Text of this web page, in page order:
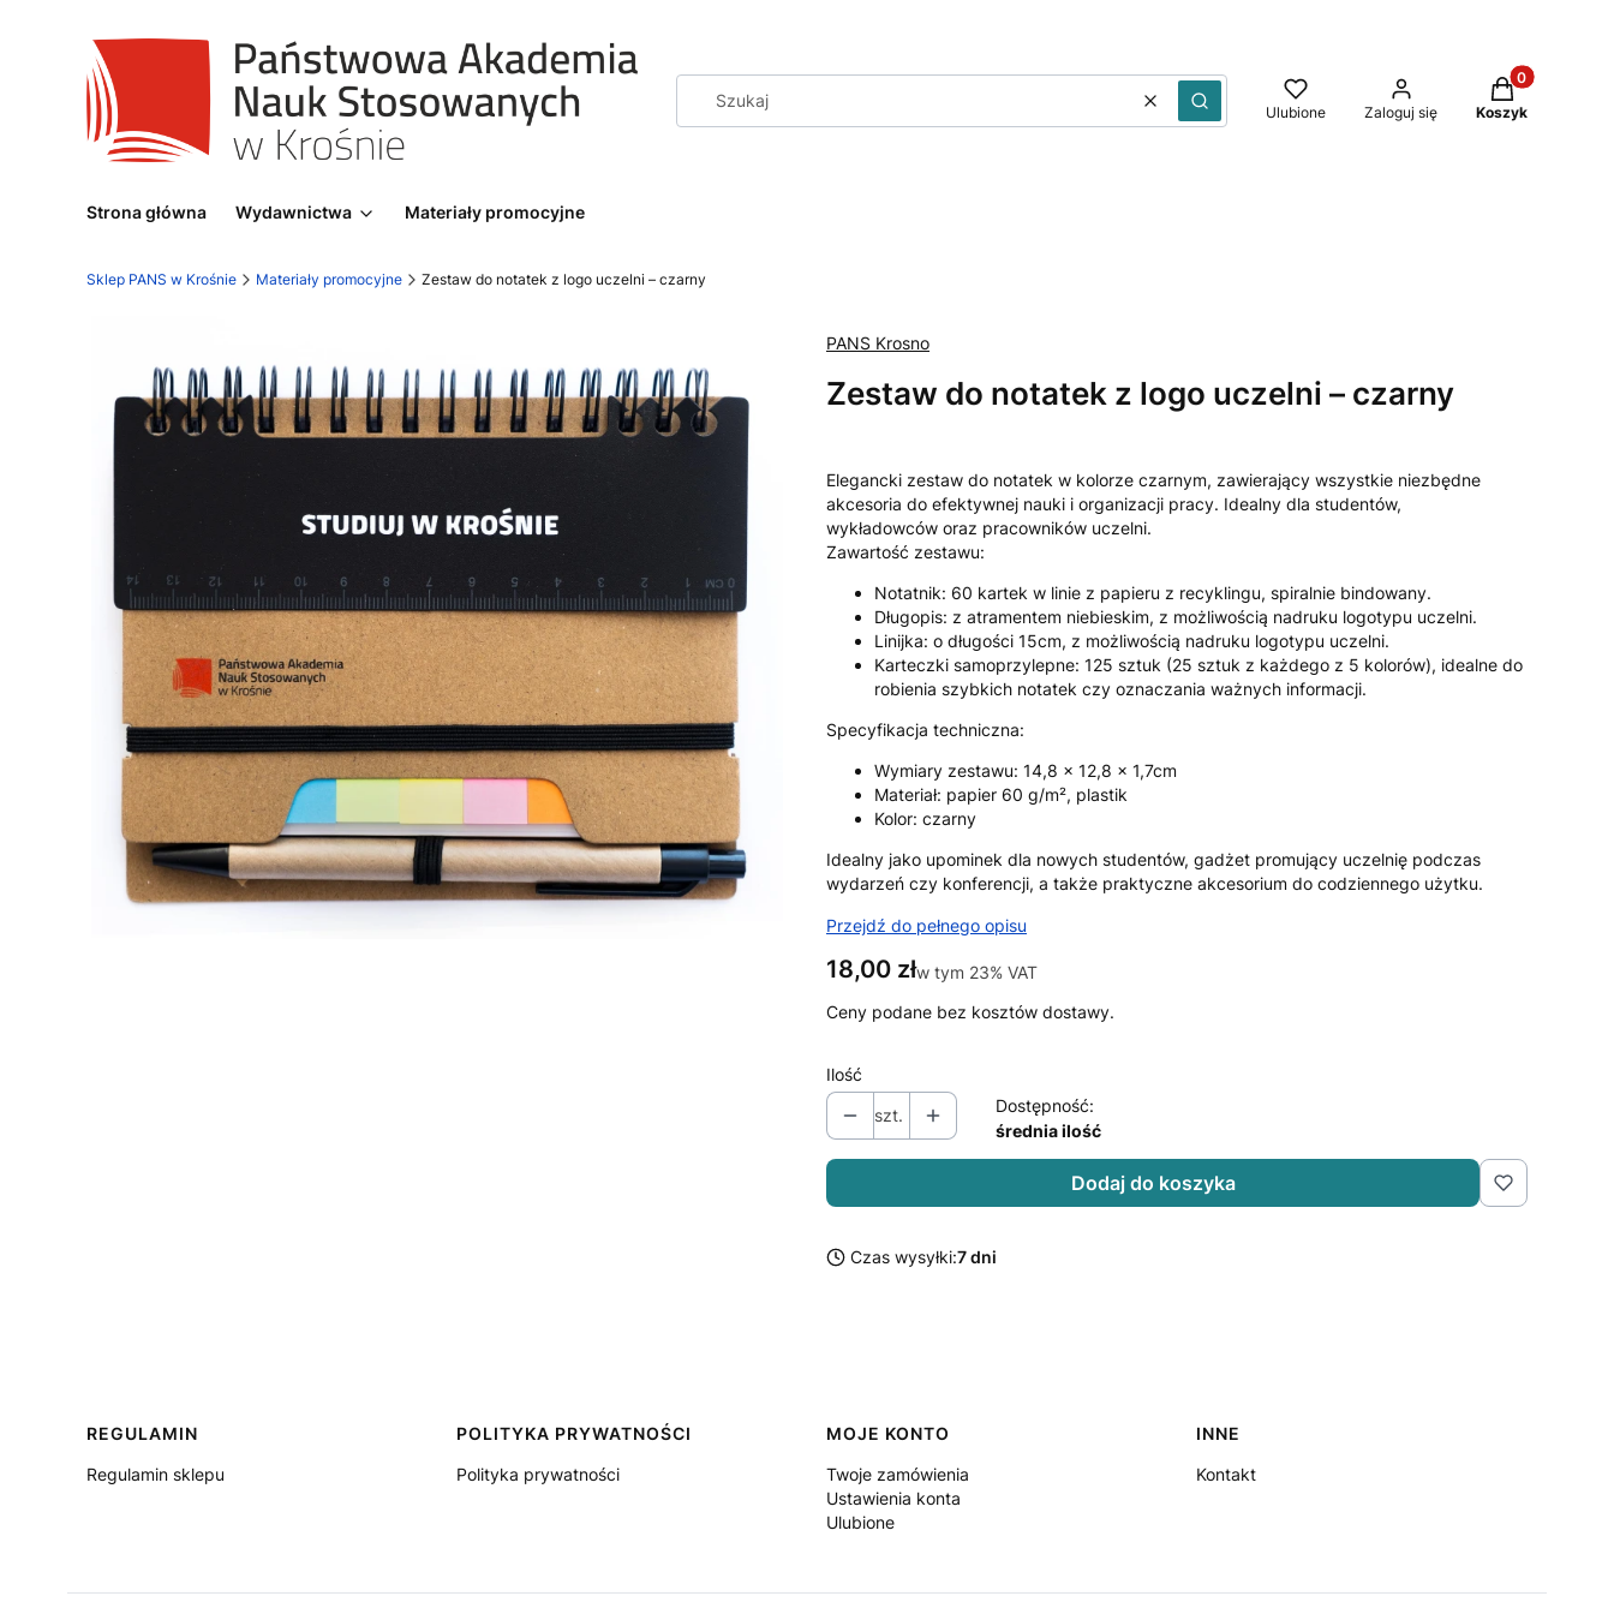
WyczyśćSzukaj Ulubione Zaloguj się
Produkty w
Koszyk
Strona główna Wydawnictwa Materiały promocyjne
Sklep PANS w Krośnie Materiały promocyjne Zestaw do notatek z logo uczelni – czarny
PANS Krosno
Zestaw do notatek z logo uczelni – czarny
Elegancki zestaw do notatek w kolorze czarnym, zawierający wszystkie niezbędne
akcesoria do efektywnej nauki i organizacji pracy. Idealny dla studentów,
wykładowców oraz pracowników uczelni.
Zawartość zestawu:
Notatnik: 60 kartek w linie z papieru z recyklingu, spiralnie bindowany.
Długopis: z atramentem niebieskim, z możliwością nadruku logotypu uczelni.
Linijka: o długości 15cm, z możliwością nadruku logotypu uczelni.
Karteczki samoprzylepne: 125 sztuk (25 sztuk z każdego z 5 kolorów), idealne do
robienia szybkich notatek czy oznaczania ważnych informacji.
Specyfikacja techniczna:
Wymiary zestawu: 14,8 x 12,8 x 1,7cm
Materiał: papier 60 g/m², plastik
Kolor: czarny
Idealny jako upominek dla nowych studentów, gadżet promujący uczelnię podczas
wydarzeń czy konferencji, a także praktyczne akcesorium do codziennego użytku.
Przejdź do pełnego opisu
Cena
18,00 złw tym 23% VAT
w tym 23% VAT
Ceny podane bez kosztów dostawy.
Ilość
szt.
Dostępność:
średnia ilość
Dodaj do koszyka
Czas wysyłki:7 dni
Linki w stopce
REGULAMIN
Regulamin sklepu
POLITYKA PRYWATNOŚCI
Polityka prywatności
MOJE KONTO
Twoje zamówienia
Ustawienia konta
Ulubione
INNE
Kontakt